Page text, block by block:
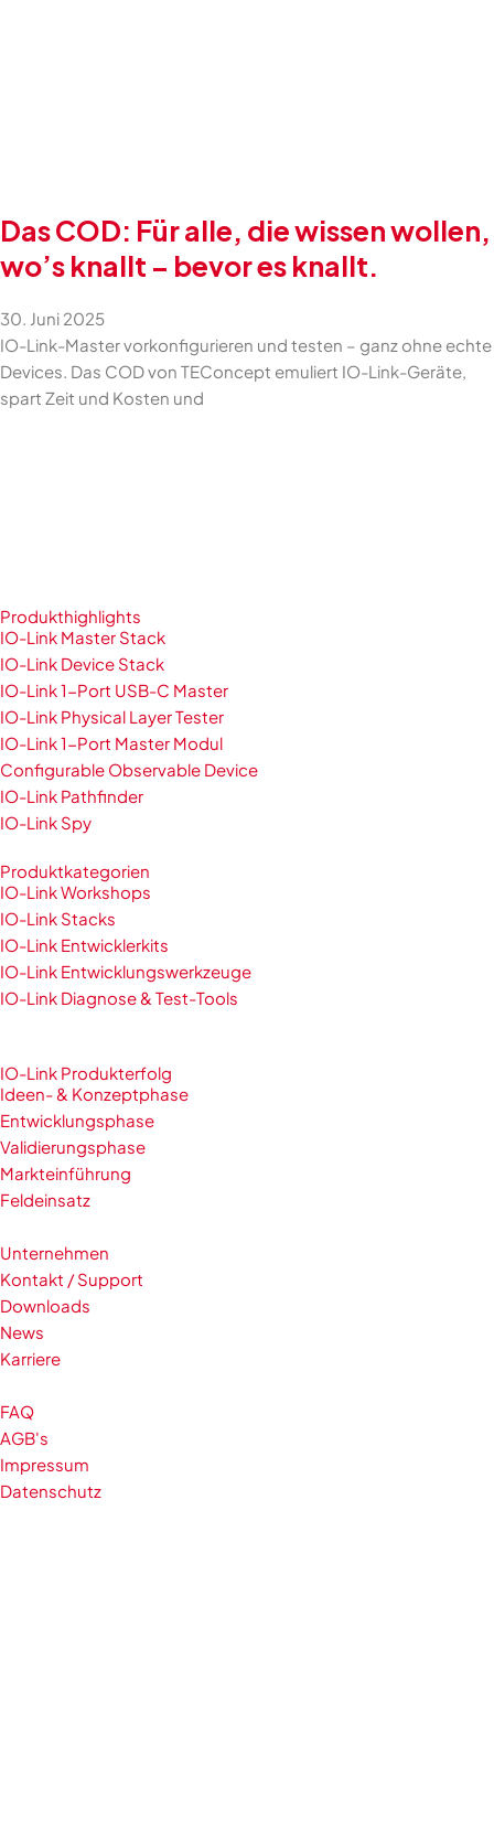
Das COD: Für alle, die wissen wollen,
wo’s knallt – bevor es knallt.
30. Juni 2025
IO-Link-Master vorkonfigurieren und testen – ganz ohne echte
Devices. Das COD von TEConcept emuliert IO-Link-Geräte,
spart Zeit und Kosten und
Produkthighlights
IO-Link Master Stack
IO-Link Device Stack
IO-Link 1-Port USB-C Master
IO-Link Physical Layer Tester
IO-Link 1-Port Master Modul
Configurable Observable Device
IO-Link Pathfinder
IO-Link Spy
Produktkategorien
IO-Link Workshops
IO-Link Stacks
IO-Link Entwicklerkits
IO-Link Entwicklungswerkzeuge
IO-Link Diagnose & Test-Tools
IO-Link Produkterfolg
Ideen- & Konzeptphase
Entwicklungsphase
Validierungsphase
Markteinführung
Feldeinsatz
Unternehmen
Kontakt / Support
Downloads
News
Karriere
FAQ
AGB's
Impressum
Datenschutz